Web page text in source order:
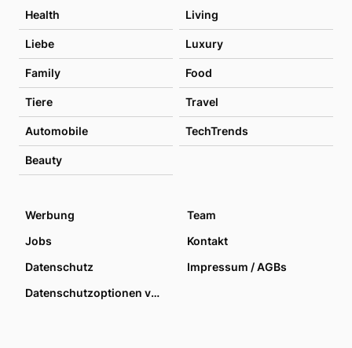
Health Living
Liebe Luxury
Family Food
Tiere Travel
Automobile TechTrends
Beauty
Werbung
Team
Jobs
Kontakt
Datenschutz
Impressum / AGBs
Datenschutzoptionen verwalten